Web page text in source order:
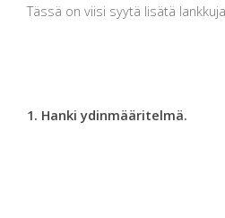
Tässä on viisi syytä lisätä
1. Hanki ydinmääritelmä.